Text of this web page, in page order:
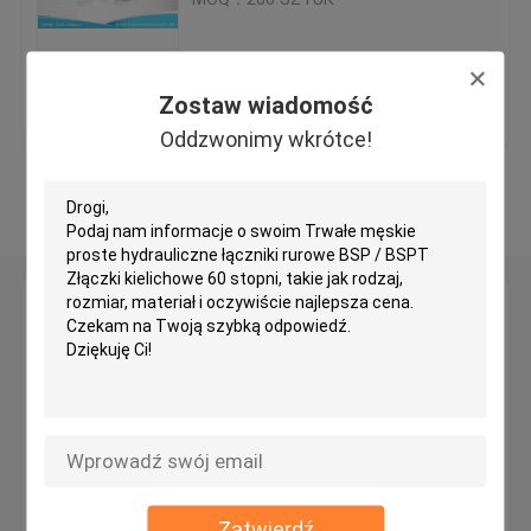
Zostaw wiadomość
Oddzwonimy wkrótce!
Armatura hydrauliczna BSP
Złączki kielichowe JIC
Złączki kielichowe BSP
Złączka typu zgryzu
Złączki rurowe BSPT
Najlepsza cena Skontaktuj się z
nami
Zostaw wiadomość
Oddzwonimy wkrótce!